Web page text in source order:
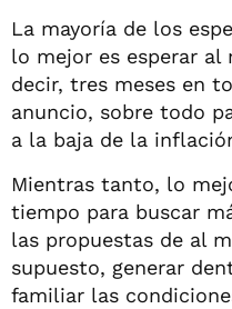
La mayoría de los
lo mejor es esperar al
decir, tres meses en
anuncio, sobre todo
a la baja de la
Mientras tanto, lo
tiempo para buscar
las propuestas de al
supuesto, generar
familiar las